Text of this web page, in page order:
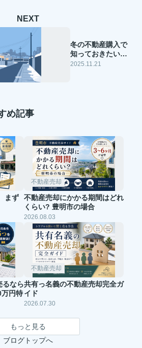
NEXT
冬の不動産購入で
知っておきたい注
意点は？成功のポ
2025.11.21
め記事
まず
不動産売却
不動産売却にかかる期間はどれ
くらい? 豊明市の場合
2026.08.03
るなら
円特
不動産売却
共有っ名義の不動産売却完全ガ
イド
2026.07.30
もっと見る
ブログトップへ